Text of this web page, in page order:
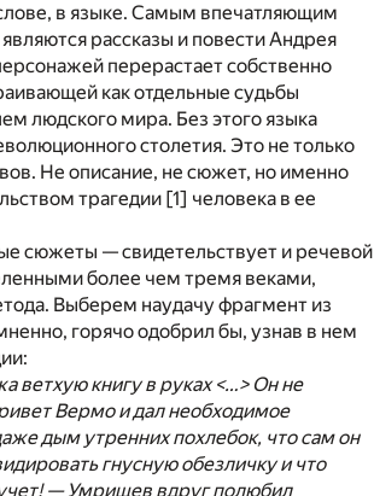
в языке. Самым впе­чатляющим
рассказы и повести Андрея
перерастает собственно
как отдельные судьбы
людского мира. Без этого языка
столетия. Это не только
Не описание, не сюжет, но именно
трагедии [1] человека в ее
сюжеты — свидетельствует и речевой
более чем тремя веками,
Выберем наудачу фрагмент из
горячо одобрил бы, узнав в нем
книгу в руках <…> Он не
Вермо и дал необходимое
дым утренних похлебок, что сам он
гнусную обезличку и что
— Умрищев вдруг полюбил